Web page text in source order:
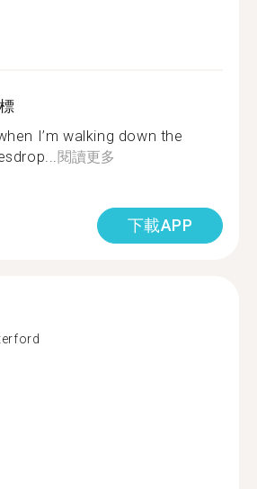
I’m walking down the
閱讀更多
下載APP